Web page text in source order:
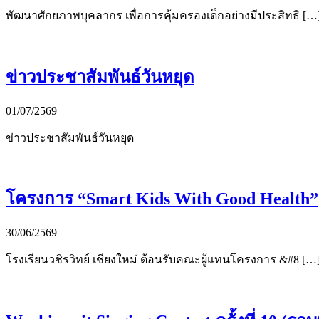
พัฒนาศักยภาพบุคลากร เพื่อการคุ้มครองเด็กอย่างมีประสิทธิ
ข่าวประชาสัมพันธ์วันหยุด
01/07/2569
ข่าวประชาสัมพันธ์วันหยุด
โครงการ “Smart Kids With Good Health”
30/06/2569
โรงเรียนวชิรวิทย์ เชียงใหม่ ต้อนรับคณะผู้แทนโครงการ &#8